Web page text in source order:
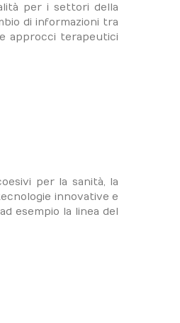
per i settori della
di informazioni tra
approcci terapeutici
per la sanità, la
innovative e
esempio la linea del